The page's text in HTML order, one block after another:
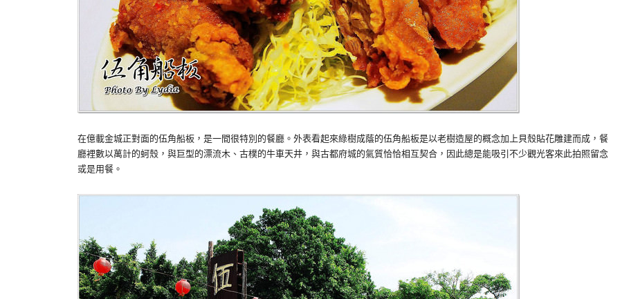
在億載金城正對面的伍角船板，是一間很特別的餐廳。外表看起來綠樹成蔭的伍角船板是以老樹造屋的概念加上貝殼貼花雕建而成，餐
廳裡數以萬計的蚵殼，與巨型的漂流木、古樸的牛車天井，與古都府城的氣質恰恰相互契合，因此總是能吸引不少觀光客來此拍照留念
或是用餐。